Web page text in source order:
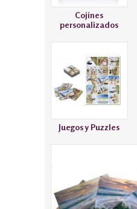
Cojines
personalizados
Juegos y Puzzles